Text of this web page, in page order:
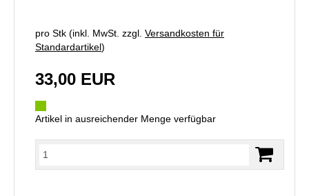
pro Stk (inkl. MwSt. zzgl. Versandkosten für
Standardartikel)
33,00 EUR
Artikel in ausreichender Menge verfügbar